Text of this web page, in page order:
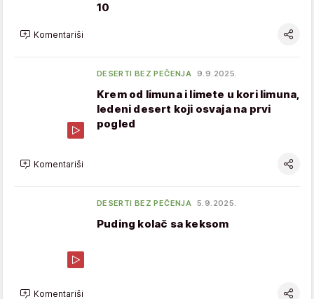
10
Komentariši
DESERTI BEZ PEČENJA 9.9.2025.
Krem od limuna i limete u kori limuna,
ledeni desert koji osvaja na prvi
pogled
Komentariši
DESERTI BEZ PEČENJA 5.9.2025.
Puding kolač sa keksom
Komentariši